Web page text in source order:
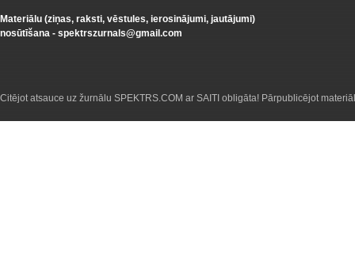
Materiālu (ziņas, raksti, vēstules, ierosinājumi, jautājumi)
nosūtīšana - spektrszurnals@gmail.com
Citējot atsauce uz žurnālu SPEKTRS.COM ar SAITI obligāta! Pārpublicējot